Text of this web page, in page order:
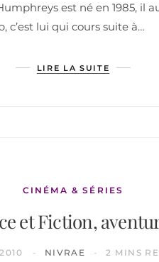
est né en 1985, il
c’est lui qui cours suite à…
LIRE LA SUITE
CINÉMA & SÉRIES
et Fiction,
NIVRAE 2 MINS